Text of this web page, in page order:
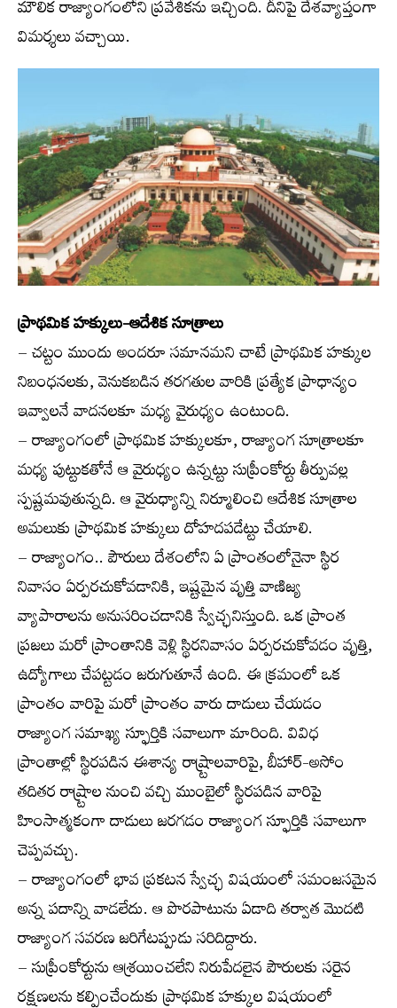
మౌలిక రాజ్యాంగంలోని ప్రవేశికను ఇచ్చింది. దీనిపై దేశవ్యాప్తంగా
విమర్శలు వచ్చాయి.
ప్రాథమిక హక్కులు-ఆదేశిక సూత్రాలు
– చట్టం ముందు అందరూ సమానమని చాటే ప్రాథమిక హక్కుల
నిబంధనలకు, వెనుకబడిన తరగతుల వారికి ప్రత్యేక ప్రాధాన్యం
ఇవ్వాలనే వాదనలకూ మధ్య వైరుధ్యం ఉంటుంది.
– రాజ్యాంగంలో ప్రాథమిక హక్కులకూ, రాజ్యాంగ సూత్రాలకూ
మధ్య పుట్టుకతోనే ఆ వైరుధ్యం ఉన్నట్టు సుప్రీంకోర్టు తీర్పువల్ల
స్పష్టమవుతున్నది. ఆ వైరుధ్యాన్ని నిర్మూలించి ఆదేశిక సూత్రాల
అమలుకు ప్రాథమిక హక్కులు దోహదపడేట్టు చేయాలి.
– రాజ్యాంగం.. పౌరులు దేశంలోని ఏ ప్రాంతంలోనైనా స్థిర
నివాసం ఏర్పరచుకోవడానికి, ఇష్టమైన వృత్తి వాణిజ్య
వ్యాపారాలను అనుసరించడానికి స్వేచ్ఛనిస్తుంది. ఒక ప్రాంత
ప్రజలు మరో ప్రాంతానికి వెళ్లి స్థిరనివాసం ఏర్పరచుకోవడం వృత్తి,
ఉద్యోగాలు చేపట్టడం జరుగుతూనే ఉంది. ఈ క్రమంలో ఒక
ప్రాంతం వారిపై మరో ప్రాంతం వారు దాడులు చేయడం
రాజ్యాంగ సమాఖ్య స్ఫూర్తికి సవాలుగా మారింది. వివిధ
ప్రాంతాల్లో స్థిరపడిన ఈశాన్య రాష్ర్టాలవారిపై, బీహార్-అసోం
తదితర రాష్ర్టాల నుంచి వచ్చి ముంబైలో స్థిరపడిన వారిపై
హింసాత్మకంగా దాడులు జరగడం రాజ్యాంగ స్ఫూర్తికి సవాలుగా
చెప్పవచ్చు.
– రాజ్యాంగంలో భావ ప్రకటన స్వేచ్ఛ విషయంలో సమంజసమైన
అన్న పదాన్ని వాడలేదు. ఆ పొరపాటును ఏడాది తర్వాత మొదటి
రాజ్యాంగ సవరణ జరిగేటప్పుడు సరిదిద్దారు.
– సుప్రీంకోర్టును ఆశ్రయించలేని నిరుపేదలైన పౌరులకు సరైన
రక్షణలను కల్పించేందుకు ప్రాథమిక హక్కుల విషయంలో